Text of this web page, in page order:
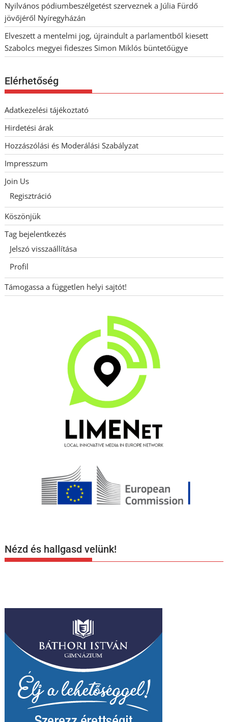
Nyilvános pódiumbeszélgetést szerveznek a Júlia Fürdő
jövőjéről Nyíregyházán
Elveszett a mentelmi jog, újraindult a parlamentből kiesett
Szabolcs megyei fideszes Simon Miklós büntetőügye
Elérhetőség
Adatkezelési tájékoztató
Hirdetési árak
Hozzászólási és Moderálási Szabályzat
Impresszum
Join Us
Regisztráció
Köszönjük
Tag bejelentkezés
Jelszó visszaállítása
Profil
Támogassa a független helyi sajtót!
Nézd és hallgasd velünk!